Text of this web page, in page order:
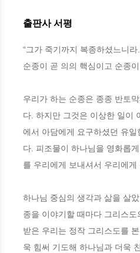
출판사 서평
“그가 죽기까지 복종하셨느니라
순종이 곧 의의 핵심이고 순종
우리가 하는 순종은 종종 반토
다. 하지만 그것은 이상한 일이
에서 아담에게 요구하셨던 유
다. 피조물이 하나님을 영화롭
를 우리에게 보내셔서 우리에
하나님 중심의 생각과 삶을 살
종을 이야기할 때마다 그리스
받은 우리는 정작 그리스도를
욱 힘써 기도해 하나님과 더욱